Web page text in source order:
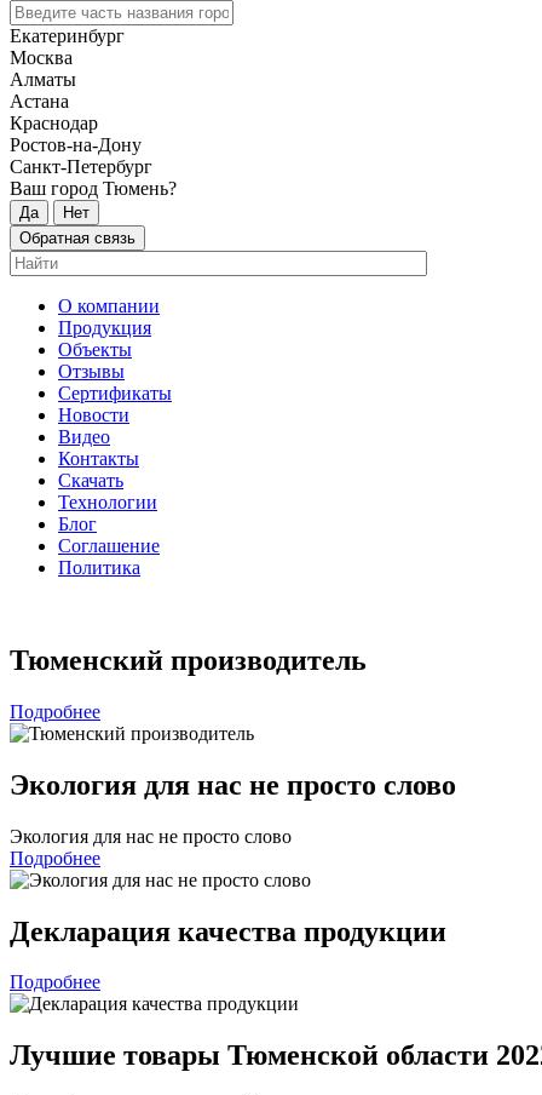
Екатеринбург
Москва
Алматы
Астана
Краснодар
Ростов-на-Дону
Санкт-Петербург
Ваш город Тюмень?
Да
Нет
Обратная связь
О компании
Продукция
Объекты
Отзывы
Сертификаты
Новости
Видео
Контакты
Скачать
Технологии
Блог
Соглашение
Политика
Тюменский производитель
Подробнее
Экология для нас не просто слово
Экология для нас не просто слово
Подробнее
Декларация качества продукции
Подробнее
Лучшие товары Тюменской области